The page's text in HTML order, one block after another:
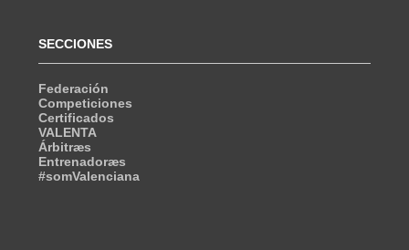
SECCIONES
Federación
Competiciones
Certificados
VALENTA
Árbitræs
Entrenadoræs
#somValenciana